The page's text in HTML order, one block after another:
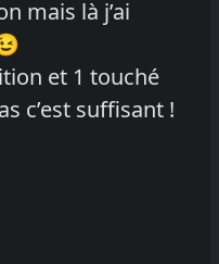
mais là j’ai
et 1 touché
c’est suffisant !